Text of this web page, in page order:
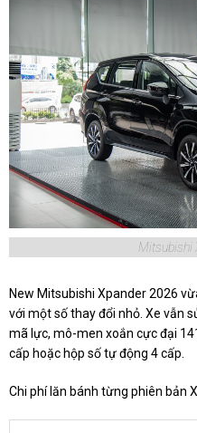
Mitsubishi
New Mitsubishi Xpander 2026
với một số thay đổi nhỏ. Xe vẫn
mã lực, mô-men xoắn cực đại
cấp hoặc hộp số tự động 4 cấp.
Chi phí lăn bánh từng phiên bản